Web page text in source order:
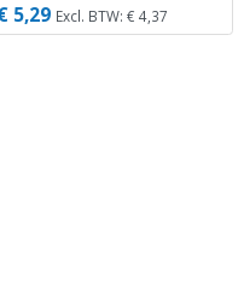
X
6BAR GRIJS
5,29 Excl. BTW: € 4,37